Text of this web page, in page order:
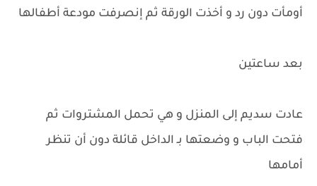
أومأت دون رد و أخذت الورقة ثم إنصرفت مودعة أطفالها
بعد ساعتين
عادت سديم إلى المنزل و هي تحمل المشتروات ثم
فتحت الباب و وضعتها بـ الداخل قائلة دون أن تنظر
أمامها